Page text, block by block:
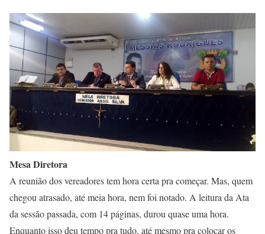
Mesa Diretora
A reunião dos vereadores tem hora certa pra começar. Mas, quem
chegou atrasado, até meia hora, nem foi notado. A leitura da Ata
da sessão passada, com 14 páginas, durou quase uma hora.
Enquanto isso deu tempo pra tudo, até mesmo pra colocar os